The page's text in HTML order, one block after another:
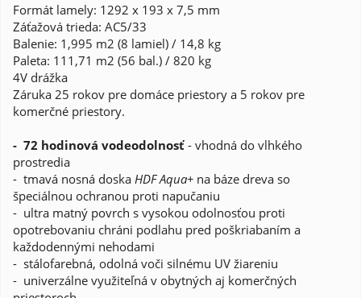
Formát lamely: 1292 x 193 x 7,5 mm
Záťažová trieda: AC5/33
Balenie: 1,995 m2 (8 lamiel) / 14,8 kg
Paleta: 111,71 m2 (56 bal.) / 820 kg
4V drážka
Záruka 25 rokov pre domáce priestory a 5 rokov pre
komerčné priestory.
- 72 hodinová vodeodolnosť - vhodná do vlhkého
prostredia
- tmavá nosná doska HDF Aqua+ na báze dreva so
špeciálnou ochranou proti napučaniu
- ultra matný povrch s vysokou odolnosťou proti
opotrebovaniu chráni podlahu pred poškriabaním a
každodennými nehodami
- stálofarebná, odolná voči silnému UV žiareniu
- univerzálne využiteľná v obytných aj komerčných